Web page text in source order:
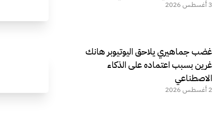
3 أغسطس 2026
غضب جماهيري يلاحق اليوتيوبر هانك
غرين بسبب اعتماده على الذكاء
الاصطناعي
2 أغسطس 2026